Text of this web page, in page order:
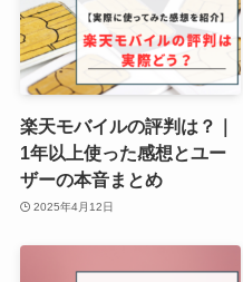
楽天モバイルの評判は？｜
1年以上使った感想とユー
ザーの本音まとめ
2025年4月12日